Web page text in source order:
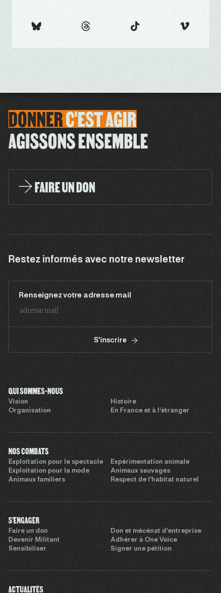
DONNERC'ESTAGIR
AGISSONS ENSEMBLE
FAIRE UN DON
Restez informés avec notre newsletter
Renseignez votre adresse mail
S'inscrire
QUI SOMMES-NOUS
Vision
Histoire
Organisation
En France et à l’étranger
NOS COMBATS
Exploitation pour le spectacle
Expérimentation animale
Exploitation pour la mode
Animaux sauvages
Animaux familiers
Respect de l’habitat naturel
S'ENGAGER
Faire un don
Don et mécénat d’entreprise
Devenir Militant
Adhérer à One Voice
Sensibiliser
Signer une pétition
ACTUALITÉS